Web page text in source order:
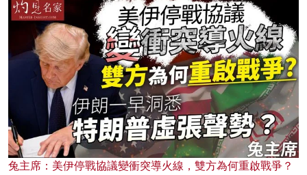
兔主席：美伊停戰協議變衝突導火線，雙方為何重啟戰爭？